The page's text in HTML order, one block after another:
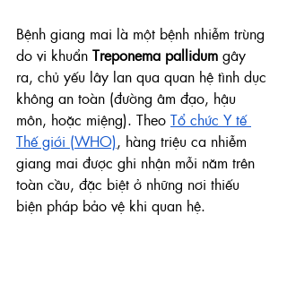
Bệnh giang mai là một bệnh nhiễm trùng
do vi khuẩn Treponema pallidum gây
ra, chủ yếu lây lan qua quan hệ tình dục
không an toàn (đường âm đạo, hậu
môn, hoặc miệng). Theo Tổ chức Y tế
Thế giới (WHO), hàng triệu ca nhiễm
giang mai được ghi nhận mỗi năm trên
toàn cầu, đặc biệt ở những nơi thiếu
biện pháp bảo vệ khi quan hệ.